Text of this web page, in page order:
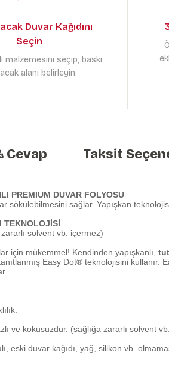
Duvar Kağıdını
Seçin
malzemesini seçip, baskı
alanı belirleyin.
Cevap Taksit
PREMIUM DUVAR FOLYOSU
sağlar. Yapışkan
TEKNOLOJİSİ
solvent vb. içermez)
için mükemmel! Kendinden yapışkanlı,
Easy Dot® teknolojisini
ve kokusuzdur. (sağlığa zararlı solvent
eski duvar kağıdı, yağ, silikon vb.